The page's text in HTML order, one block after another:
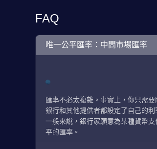
FAQ
唯一公平匯率：中間市場匯率
匯率不必太複雜。事實上，你只需
銀行和其他提供者都設定了自己的
一般來說，銀行家願意為某種貨幣
平的匯率。